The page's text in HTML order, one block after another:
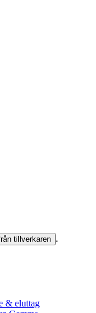
tillverkaren .
& eluttag